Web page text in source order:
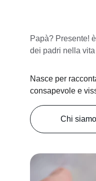
Papà? Presente!
dei padri nella
Nasce per
consapevole e
Chi siamo